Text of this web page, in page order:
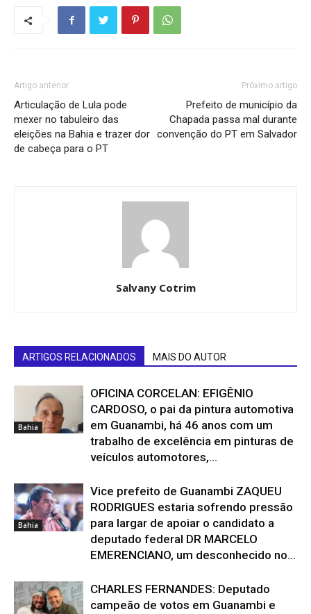
Artigo anterior
Articulação de Lula pode
mexer no tabuleiro das
eleições na Bahia e trazer dor
de cabeça para o PT
Próximo artigo
Prefeito de município da
Chapada passa mal durante
convenção do PT em Salvador
Salvany Cotrim
ARTIGOS RELACIONADOS MAIS DO AUTOR
Bahia
OFICINA CORCELAN: EFIGÊNIO
CARDOSO, o pai da pintura automotiva
em Guanambi, há 46 anos com um
trabalho de excelência em pinturas de
veículos automotores,...
Bahia
Vice prefeito de Guanambi ZAQUEU
RODRIGUES estaria sofrendo pressão
para largar de apoiar o candidato a
deputado federal DR MARCELO
EMERENCIANO, um desconhecido no...
CHARLES FERNANDES: Deputado
campeão de votos em Guanambi e